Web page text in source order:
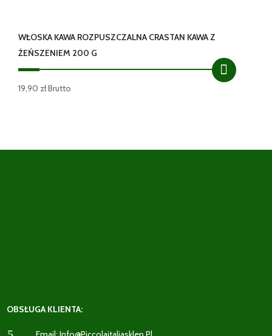
WŁOSKA KAWA ROZPUSZCZALNA CRASTAN KAWA Z
ŻEŃSZENIEM 200 G
19,90 złBrutto
OBSŁUGA KLIENTA: